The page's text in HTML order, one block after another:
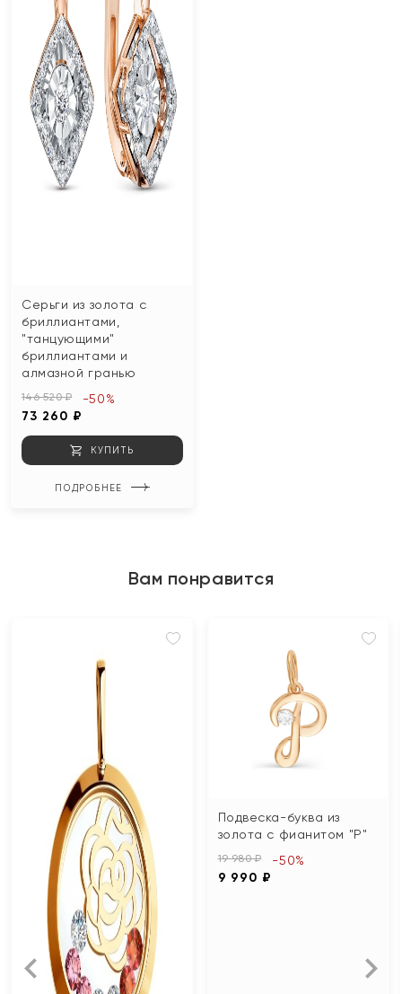
Серьги из золота с
бриллиантами,
"танцующими"
бриллиантами и
алмазной гранью
146 520 ₽
73 260 ₽
-50%
КУПИТЬ
ПОДРОБНЕЕ
Вам понравится
Подвеска-буква из
золота с фианитом "Р"
19 980 ₽
9 990 ₽
-50%